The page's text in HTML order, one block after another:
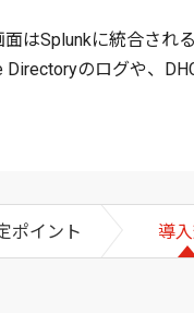
はSplunkに統合され
のログや、
ポイント 導